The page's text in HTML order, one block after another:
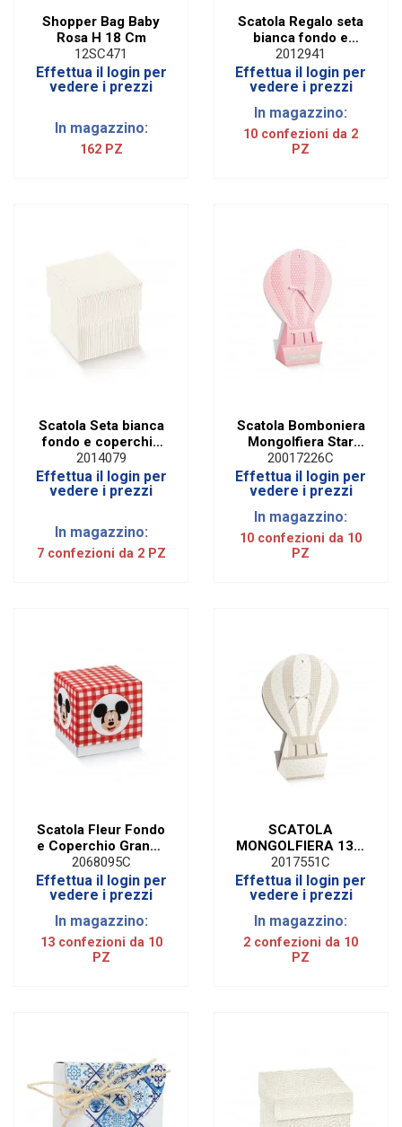
Shopper Bag Baby
Rosa H 18 Cm
12SC471
Effettua il login per
vedere i prezzi
In magazzino:
162 PZ
Scatola Regalo seta
bianca fondo e
coperchio 20 X P 20
X H 23 CM (2 PZ)
2012941
Effettua il login per
vedere i prezzi
In magazzino:
10 confezioni da 2
PZ
Scatola Seta bianca
fondo e coperchio
30 X 30 X H 6 cm (2
PZ)
2014079
Effettua il login per
vedere i prezzi
In magazzino:
7 confezioni da 2 PZ
Scatola Bomboniera
Mongolfiera Star
Rosa | H 40 Cm (10
PZ)
20017226C
Effettua il login per
vedere i prezzi
In magazzino:
10 confezioni da 10
PZ
Scatola Fleur Fondo
e Coperchio Grande
Mickey Party Rosso
9 X 9 X 9 cm (10 PZ)
2068095C
Effettua il login per
vedere i prezzi
In magazzino:
13 confezioni da 10
PZ
SCATOLA
MONGOLFIERA 13 X
10 X 40 CM (10 PZ) |
BLOOM TORTORA
2017551C
Effettua il login per
vedere i prezzi
In magazzino:
2 confezioni da 10
PZ